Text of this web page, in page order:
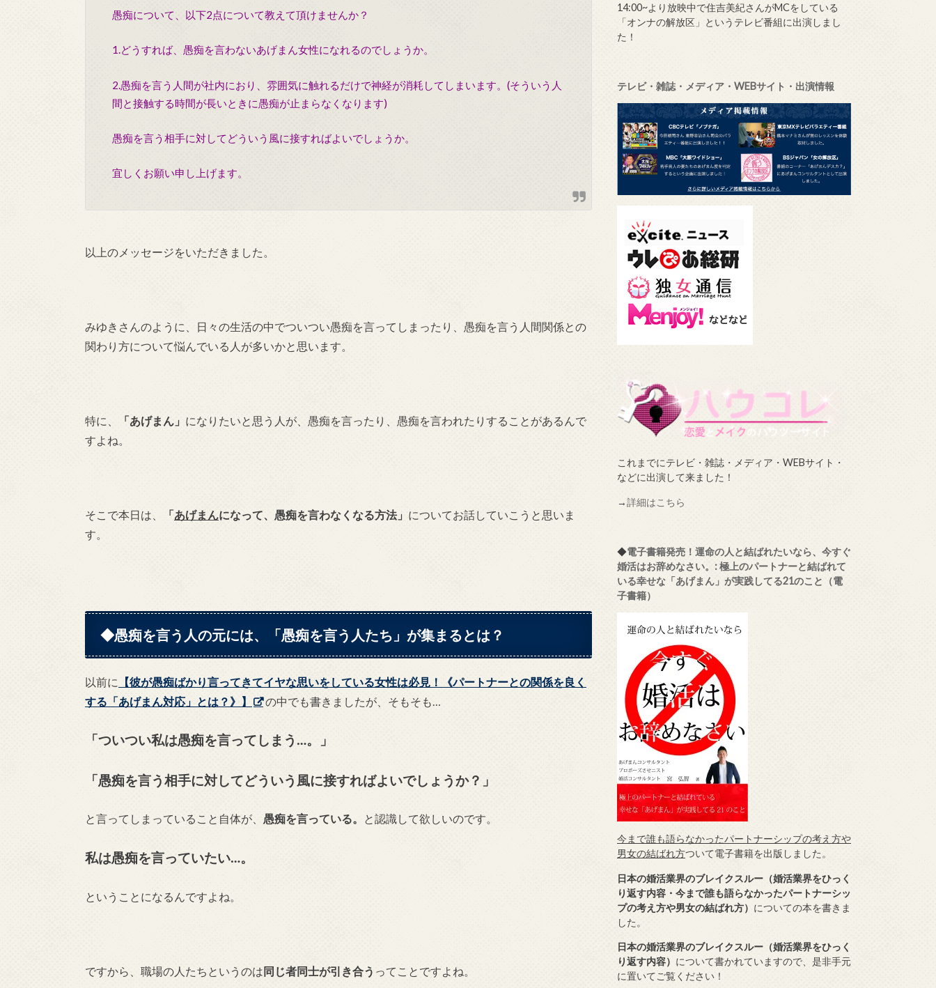
愚痴について、以下2点について教えて頂けませんか？
1.どうすれば、愚痴を言わないあげまん女性になれるのでしょうか。
2.愚痴を言う人間が社内におり、雰囲気に触れるだけで神経が消耗してしまいます。(そういう人
間と接触する時間が長いときに愚痴が止まらなくなります)
愚痴を言う相手に対してどういう風に接すればよいでしょうか。
宜しくお願い申し上げます。
以上のメッセージをいただきました。
みゆきさんのように、日々の生活の中でついつい愚痴を言ってしまったり、愚痴を言う人間関係との
関わり方について悩んでいる人が多いかと思います。
特に、 「あげまん」 になりたいと思う人が、愚痴を言ったり、愚痴を言われたりすることがあるんで
すよね。
そこで本日は、 「あげまんになって、愚痴を言わなくなる方法」 についてお話していこうと思いま
す。
◆愚痴を言う人の元には、「愚痴を言う人たち」が集まるとは？
以前に
【彼が愚痴ばかり言ってきてイヤな思いをしている女性は必見！《パートナーとの関係を良く
する「あげまん対応」とは？》】
の中でも書きましたが、そもそも…
「ついつい私は愚痴を言ってしまう…。」
「愚痴を言う相手に対してどういう風に接すればよいでしょうか？」
と言ってしまっていること自体が、 愚痴を言っている。 と認識して欲しいのです。
私は愚痴を言っていたい…。
ということになるんですよね。
ですから、職場の人たちというのは同じ者同士が引き合う ってことですよね。
14:00~より放映中で住吉美紀さんがMCをしている
「オンナの解放区」というテレビ番組に出演しまし
た！
テレビ・雑誌・メディア・WEBサイト・出演情報
これまでにテレビ・雑誌・メディア・WEBサイト・
などに出演して来ました！
→詳細はこちら
◆電子書籍発売！運命の人と結ばれたいなら、今すぐ
婚活はお辞めなさい。: 極上のパートナーと結ばれて
いる幸せな「あげまん」が実践してる21のこと（電
子書籍）
今まで誰も語らなかったパートナーシップの考え方や
男女の結ばれ方ついて電子書籍を出版しました。
日本の婚活業界のブレイクスルー（婚活業界をひっく
り返す内容・今まで誰も語らなかったパートナーシッ
プの考え方や男女の結ばれ方） についての本を書きま
した。
日本の婚活業界のブレイクスルー（婚活業界をひっく
り返す内容） について書かれていますので、是非手元
に置いてご覧ください！